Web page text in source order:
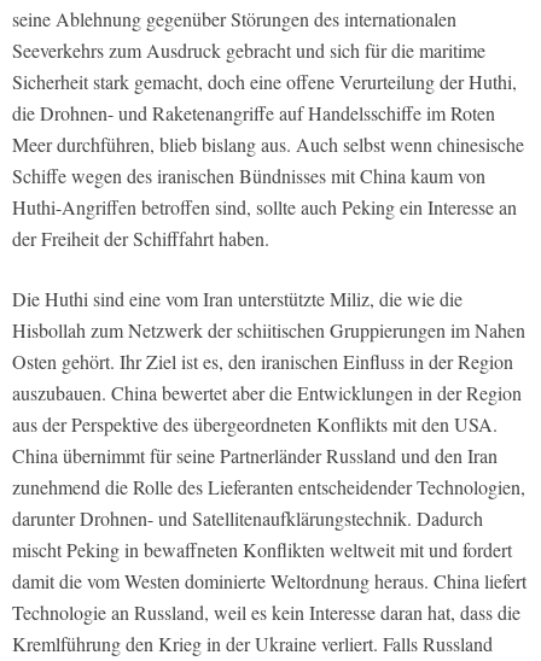
seine Ablehnung gegenüber Störungen des internationalen
Seeverkehrs zum Ausdruck gebracht und sich für die maritime
Sicherheit stark gemacht, doch eine offene Verurteilung der Huthi,
die Drohnen- und Raketenangriffe auf Handelsschiffe im Roten
Meer durchführen, blieb bislang aus. Auch selbst wenn chinesische
Schiffe wegen des iranischen Bündnisses mit China kaum von
Huthi-Angriffen betroffen sind, sollte auch Peking ein Interesse an
der Freiheit der Schifffahrt haben.
Die Huthi sind eine vom Iran unterstützte Miliz, die wie die
Hisbollah zum Netzwerk der schiitischen Gruppierungen im Nahen
Osten gehört. Ihr Ziel ist es, den iranischen Einfluss in der Region
auszubauen. China bewertet aber die Entwicklungen in der Region
aus der Perspektive des übergeordneten Konflikts mit den USA.
China übernimmt für seine Partnerländer Russland und den Iran
zunehmend die Rolle des Lieferanten entscheidender Technologien,
darunter Drohnen- und Satellitenaufklärungstechnik. Dadurch
mischt Peking in bewaffneten Konflikten weltweit mit und fordert
damit die vom Westen dominierte Weltordnung heraus. China liefert
Technologie an Russland, weil es kein Interesse daran hat, dass die
Kremlführung den Krieg in der Ukraine verliert. Falls Russland